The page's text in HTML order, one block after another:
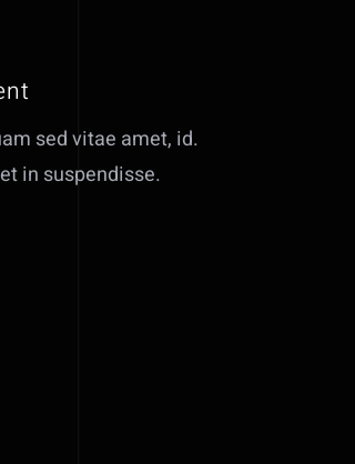
sed vitae amet, id.
in suspendisse.